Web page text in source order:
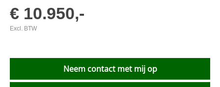
€ 10.950,-
Excl. BTW
Neem contact met mij op